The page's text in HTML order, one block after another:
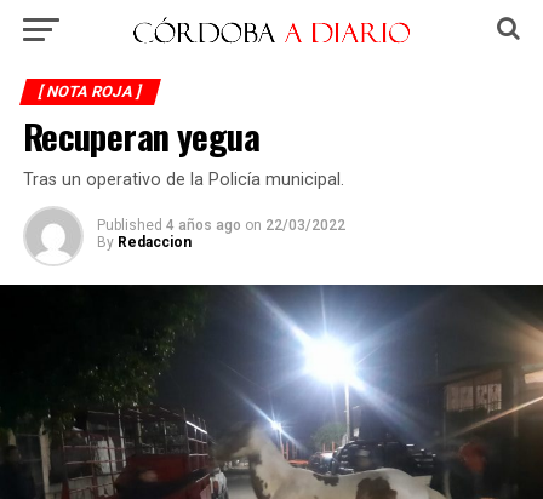
[ NOTA ROJA ]
Recuperan yegua
Tras un operativo de la Policía municipal.
Published 4 años ago on 22/03/2022
By Redaccion